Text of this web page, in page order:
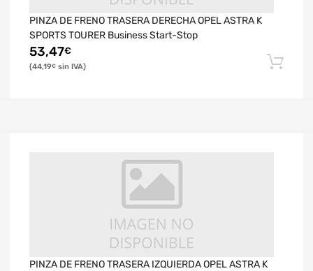
PINZA DE FRENO TRASERA DERECHA OPEL ASTRA K
SPORTS TOURER Business Start-Stop
53,47€
44,19€
PINZA DE FRENO TRASERA IZQUIERDA OPEL ASTRA K